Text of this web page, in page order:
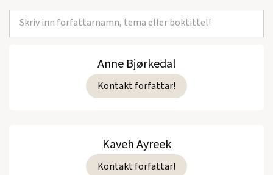
Anne Bjørkedal
Kontakt forfattar!
Kaveh Ayreek
Kontakt forfattar!